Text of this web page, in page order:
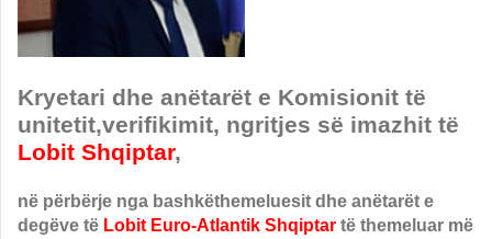
Kryetari dhe anëtarët e Komisionit të
unitetit,verifikimit, ngritjes së imazhit të
Lobit Shqiptar,
në përbërje nga bashkëthemeluesit dhe anëtarët e
degëve të Lobit Euro-Atlantik Shqiptar të themeluar më